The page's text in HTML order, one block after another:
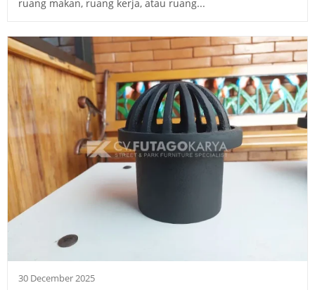
ruang makan, ruang kerja, atau ruang...
30 December 2025